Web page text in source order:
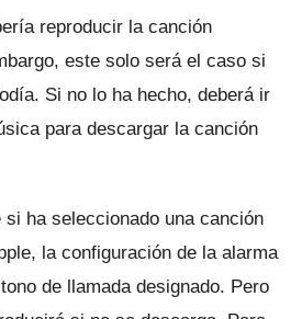
reproducir la canción
este solo será el caso si
Si no lo ha hecho, deberá ir
para descargar la canción
si ha seleccionado una canción
la configuración de la alarma
de llamada designado. Pero